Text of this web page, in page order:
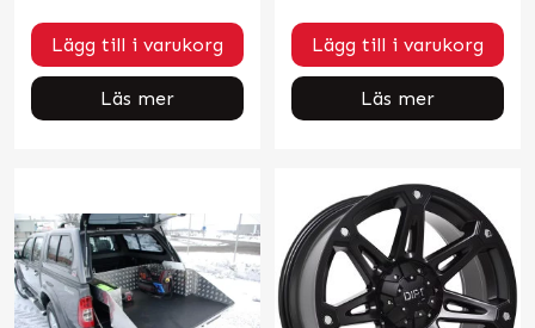
Lägg till i varukorg
Läs mer
Lägg till i varukorg
Läs mer